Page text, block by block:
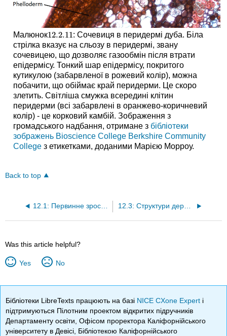
Малюнок12.2.11
12.2.11: Сочевиця в перидермі дуба. Біла
стрілка вказує на сльозу в перидермі, звану
сочевицею, що дозволяє газообмін після втрати
епідермісу. Тонкий шар епідермісу, покритого
кутикулою (забарвленої в рожевий колір), можна
побачити, що обіймає край перидерми. Це скоро
злетить. Світліша смужка всередині клітин
перидерми (всі забарвлені в оранжево-коричневий
колір) - це корковий камбій. Зображення з
громадського надбання, отримане з бібліотеки
зображень Bioscience College Berkshire Community
Collegeз етикетками, доданими Марією Морроу.
Back to top
12.1: Первинне зростання 12.3: Структури деревних стрільб
Was this article helpful?
Yes No
Бібліотеки LibreTexts працюють на базі NICE CXone Expert і
підтримуються Пілотним проектом відкритих підручників
Департаменту освіти, Офісом проректора Каліфорнійського
університету в Девісі, Бібліотекою Каліфорнійського